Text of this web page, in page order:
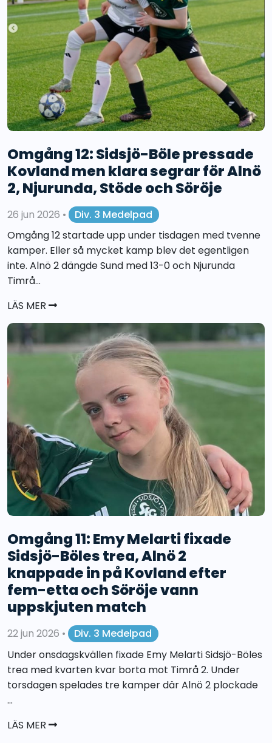
Omgång 12: Sidsjö-Böle pressade
Kovland men klara segrar för Alnö
2, Njurunda, Stöde och Söröje
26 jun 2026 •
Div. 3 Medelpad
Omgång 12 startade upp under tisdagen med tvenne
kamper. Eller så mycket kamp blev det egentligen
inte. Alnö 2 dängde Sund med 13-0 och Njurunda
Timrå...
LÄS MER
Omgång 11: Emy Melarti fixade
Sidsjö-Böles trea, Alnö 2
knappade in på Kovland efter
fem-etta och Söröje vann
uppskjuten match
22 jun 2026 •
Div. 3 Medelpad
Under onsdagskvällen fixade Emy Melarti Sidsjö-Böles
trea med kvarten kvar borta mot Timrå 2. Under
torsdagen spelades tre kamper där Alnö 2 plockade
...
LÄS MER